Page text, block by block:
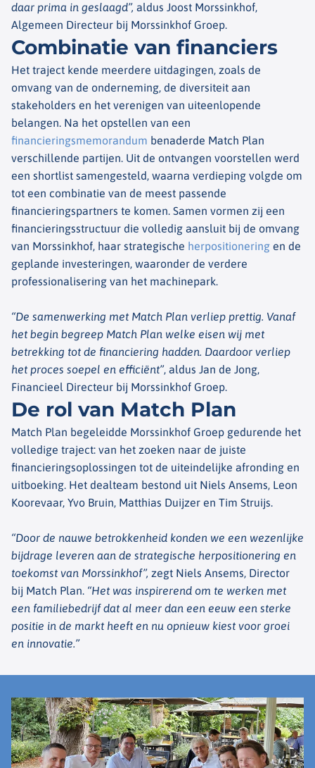
daar prima in geslaagd”, aldus Joost Morssinkhof,
Algemeen Directeur bij Morssinkhof Groep.
Combinatie van financiers
Het traject kende meerdere uitdagingen, zoals de
omvang van de onderneming, de diversiteit aan
stakeholders en het verenigen van uiteenlopende
belangen. Na het opstellen van een
financieringsmemorandum benaderde Match Plan
verschillende partijen. Uit de ontvangen voorstellen werd
een shortlist samengesteld, waarna verdieping volgde om
tot een combinatie van de meest passende
financieringspartners te komen. Samen vormen zij een
financieringsstructuur die volledig aansluit bij de omvang
van Morssinkhof, haar strategische herpositionering en de
geplande investeringen, waaronder de verdere
professionalisering van het machinepark.
“De samenwerking met Match Plan verliep prettig. Vanaf
het begin begreep Match Plan welke eisen wij met
betrekking tot de financiering hadden. Daardoor verliep
het proces soepel en efficiënt”, aldus Jan de Jong,
Financieel Directeur bij Morssinkhof Groep.
De rol van Match Plan
Match Plan begeleidde Morssinkhof Groep gedurende het
volledige traject: van het zoeken naar de juiste
financieringsoplossingen tot de uiteindelijke afronding en
uitboeking. Het dealteam bestond uit Niels Ansems, Leon
Koorevaar, Yvo Bruin, Matthias Duijzer en Tim Struijs.
“Door de nauwe betrokkenheid konden we een wezenlijke
bijdrage leveren aan de strategische herpositionering en
toekomst van Morssinkhof”, zegt Niels Ansems, Director
bij Match Plan. “Het was inspirerend om te werken met
een familiebedrijf dat al meer dan een eeuw een sterke
positie in de markt heeft en nu opnieuw kiest voor groei
en innovatie.”